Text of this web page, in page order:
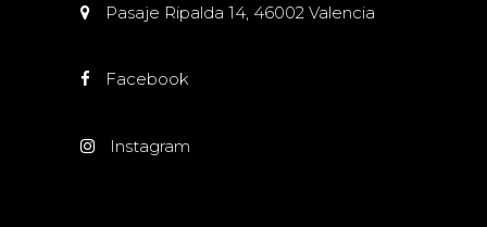
Pasaje Ripalda 14, 46002 Valencia
Facebook
Instagram